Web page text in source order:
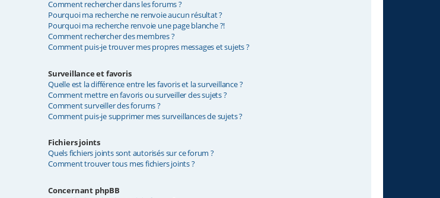
Comment rechercher dans les forums ?
Pourquoi ma recherche ne renvoie aucun résultat ?
Pourquoi ma recherche renvoie une page blanche ?!
Comment rechercher des membres ?
Comment puis-je trouver mes propres messages et sujets ?
Surveillance et favoris
Quelle est la différence entre les favoris et la surveillance ?
Comment mettre en favoris ou surveiller des sujets ?
Comment surveiller des forums ?
Comment puis-je supprimer mes surveillances de sujets ?
Fichiers joints
Quels fichiers joints sont autorisés sur ce forum ?
Comment trouver tous mes fichiers joints ?
Concernant phpBB